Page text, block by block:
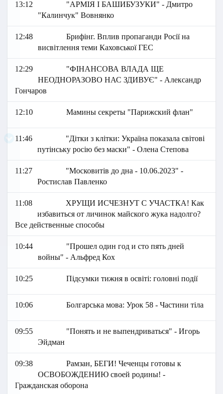
13:12
"АРМІЯ І БАШИБУЗУКИ" - Дмитро
"Калинчук" Вовнянко
12:48
Брифінг. Вплив пропаганди Росії на
висвітлення теми Каховської ГЕС
12:29
"ФІНАНСОВА ВЛАДА ЩЕ
НЕОДНОРАЗОВО НАС ЗДИВУЄ" - Александр
Гончаров
12:10 Мамины секреты "Парижский флан"
11:46
"Дітки з клітки: Україна показала світові
путінську росію без маски" - Олена Степова
11:27
"Московитів до дна - 10.06.2023" -
Ростислав Павленко
11:08
ХРУЩИ ИСЧЕЗНУТ С УЧАСТКА! Как
избавиться от личинок майского жука надолго?
Все действенные способы
10:44
"Прошел один год и сто пять дней
войны" - Альфред Кох
10:25 Підсумки тижня в освіті: головні події
10:06 Болгарська мова: Урок 58 - Частини тіла
09:55
"Понять и не выпендриваться" - Игорь
Эйдман
09:38
Рамзан, БЕГИ! Чеченцы готовы к
ОСВОБОЖДЕНИЮ своей родины! -
Гражданская оборона